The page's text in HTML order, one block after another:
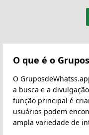
O que é o
O
a busca e a
função principal é
usuários podem
ampla variedade de